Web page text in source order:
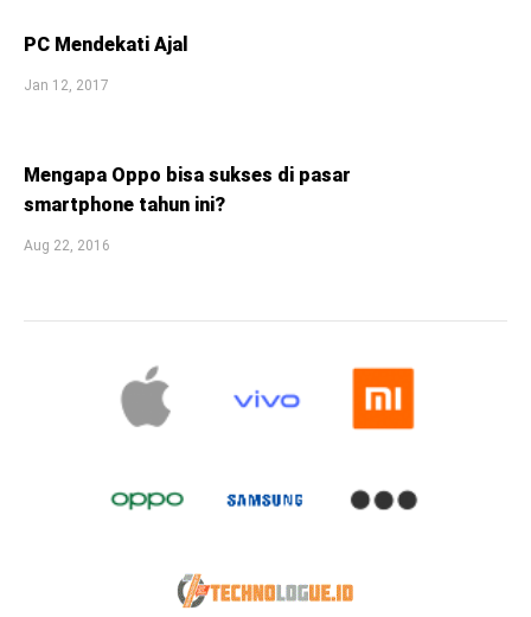
PC Mendekati Ajal
Jan 12, 2017
Mengapa Oppo bisa sukses di pasar
smartphone tahun ini?
Aug 22, 2016